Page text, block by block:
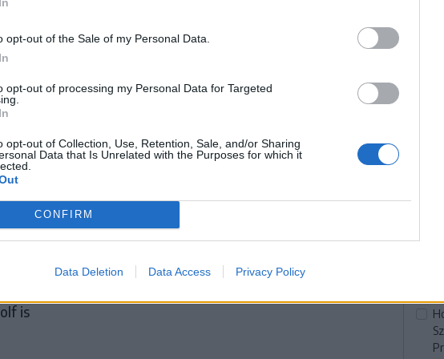
opt-out of the Sale of my Personal Data.
opt-out of processing my Personal Data for Targeted
opt-out of Collection, Use, Retention, Sale, and/or Sharing
Data that Is Unrelated with the Purposes for which it
CONFIRM
Data Deletion Data Access Privacy Policy
az
is